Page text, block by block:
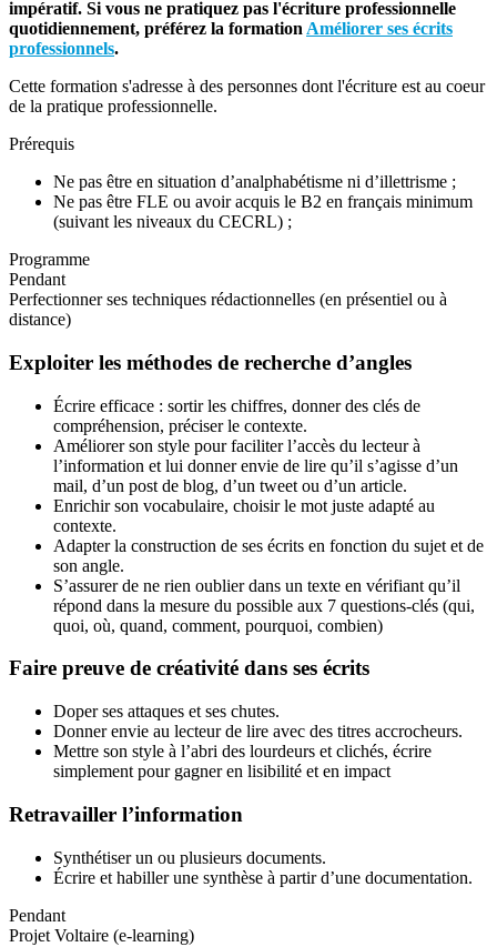
impératif. Si vous ne pratiquez pas l'écriture professionnelle
quotidiennement, préférez la formation Améliorer ses écrits
professionnels.
Cette formation s'adresse à des personnes dont l'écriture est au coeur
de la pratique professionnelle.
Prérequis
Ne pas être en situation d’analphabétisme ni d’illettrisme ;
Ne pas être FLE ou avoir acquis le B2 en français minimum
(suivant les niveaux du CECRL) ;
Programme
Pendant
Perfectionner ses techniques rédactionnelles (en présentiel ou à
distance)
Exploiter les méthodes de recherche d’angles
Écrire efficace : sortir les chiffres, donner des clés de
compréhension, préciser le contexte.
Améliorer son style pour faciliter l’accès du lecteur à
l’information et lui donner envie de lire qu’il s’agisse d’un
mail, d’un post de blog, d’un tweet ou d’un article.
Enrichir son vocabulaire, choisir le mot juste adapté au
contexte.
Adapter la construction de ses écrits en fonction du sujet et de
son angle.
S’assurer de ne rien oublier dans un texte en vérifiant qu’il
répond dans la mesure du possible aux 7 questions-clés (qui,
quoi, où, quand, comment, pourquoi, combien)
Faire preuve de créativité dans ses écrits
Doper ses attaques et ses chutes.
Donner envie au lecteur de lire avec des titres accrocheurs.
Mettre son style à l’abri des lourdeurs et clichés, écrire
simplement pour gagner en lisibilité et en impact
Retravailler l’information
Synthétiser un ou plusieurs documents.
Écrire et habiller une synthèse à partir d’une documentation.
Pendant
Projet Voltaire (e-learning)